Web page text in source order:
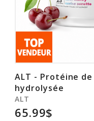
ALT - Protéine
hydrolysée
ALT
65.99$